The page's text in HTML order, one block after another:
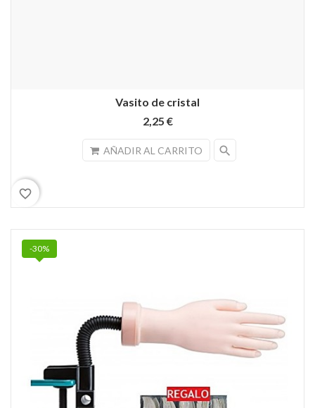
Vasito de cristal
2,25 €
AÑADIR AL CARRITO search
favorite_border
-30%